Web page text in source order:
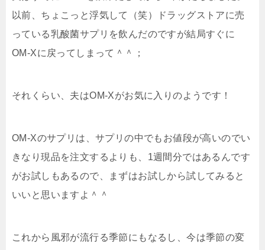
以前、ちょこっと浮気して（笑）ドラッグストアに売
っている乳酸菌サプリを飲んだのですが結局すぐに
OM-Xに戻ってしまって＾＾；
それくらい、夫はOM-Xがお気に入りのようです！
OM-Xのサプリは、サプリの中でもお値段が高いのでい
きなり現品を注文するよりも、1週間分ではあるんです
がお試しもあるので、
まずはお試しから試してみると
いい と思いますよ＾＾
これから風邪が流行る季節にもなるし、今は季節の変